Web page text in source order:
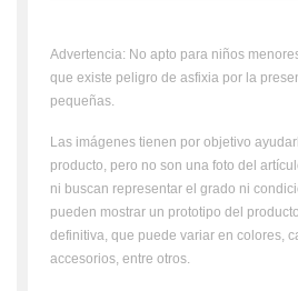
Advertencia: No apto para niños
que existe peligro de asfixia por la
pequeñas.
Las imágenes tienen por objetivo
producto, pero no son una foto del
ni buscan representar el grado ni
pueden mostrar un prototipo del
definitiva, que puede variar en colores,
accesorios, entre otros.